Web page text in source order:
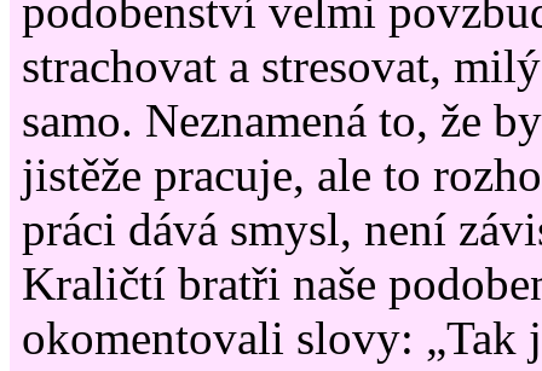
podobenství velmi
strachovat a stresovat,
samo. Neznamená to, že
jistěže pracuje, ale to
práci dává smysl, není
Kraličtí bratři naše
okomentovali slovy: „Tak